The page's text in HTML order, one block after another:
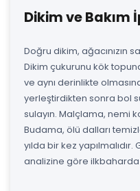
Dikim ve Bakım
Doğru dikim, ağacınızın
Dikim çukurunu kök
ve aynı derinlikte
yerleştirdikten sonra bol
sulayın. Malçlama, nemi
Budama, ölü dalları
yılda bir kez
analizine göre